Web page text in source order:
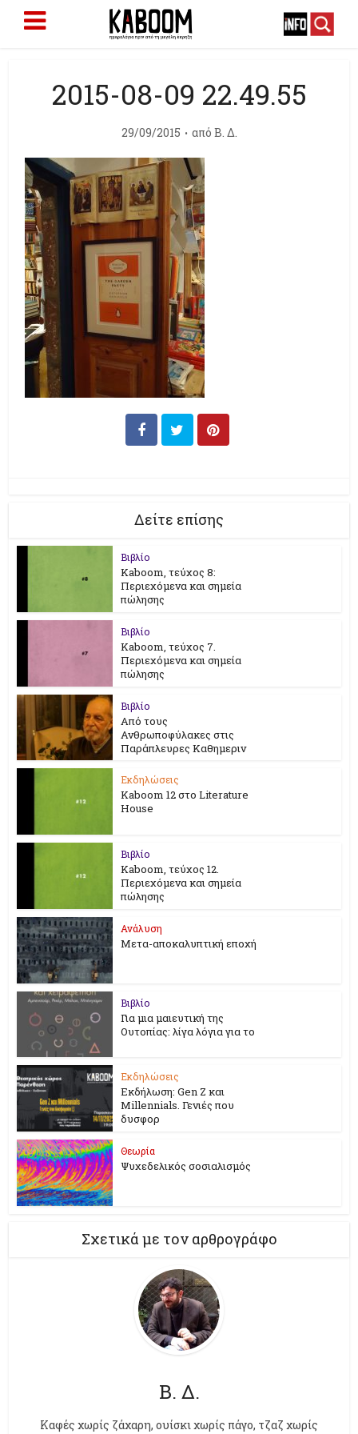
2015-08-09 22.49.55
29/09/2015 από Β. Δ.
Δείτε επίσης
Βιβλίο
Kaboom, τεύχος 8:
Περιεχόμενα και σημεία
πώλησης
Βιβλίο
Kaboom, τεύχος 7.
Περιεχόμενα και σημεία
πώλησης
Βιβλίο
Από τους
Ανθρωποφύλακες στις
Παράπλευρες Καθημεριν
Εκδηλώσεις
Kaboom 12 στο Literature
House
Βιβλίο
Kaboom, τεύχος 12.
Περιεχόμενα και σημεία
πώλησης
Ανάλυση
Μετα-αποκαλυπτική εποχή
Βιβλίο
Για μια μαιευτική της
Ουτοπίας: λίγα λόγια για το
Εκδηλώσεις
Εκδήλωση: Gen Z και
Millennials. Γενιές που
δυσφορ
Θεωρία
Ψυχεδελικός σοσιαλισμός
Σχετικά με τον αρθρογράφο
Β. Δ.
Kαφές χωρίς ζάχαρη, ουίσκι χωρίς πάγο, τζαζ χωρίς